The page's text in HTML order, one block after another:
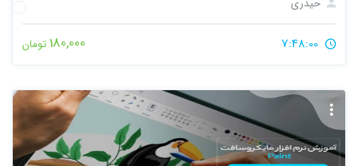
180,000تومان